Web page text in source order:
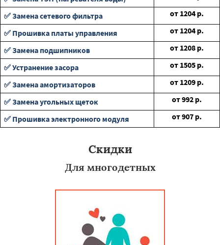
✅ Замена сетевого фильтра
от 1204 р.
✅ Прошивка платы управления
от 1204 р.
✅ Замена подшипников
от 1208 р.
✅ Устранение засора
от 1505 р.
✅ Замена амортизаторов
от 1209 р.
✅ Замена угольных щеток
от992 р.
✅ Прошивка электронного модуля
от907 р.
Скидки
Для многодетных